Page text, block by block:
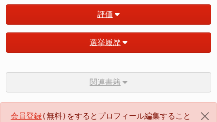
評価
選挙履歴
関連書籍
会員登録(無料)をするとプロフィール編集すること